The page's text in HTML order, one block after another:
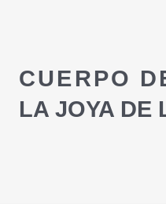
CUERPO
LA JOYA DE